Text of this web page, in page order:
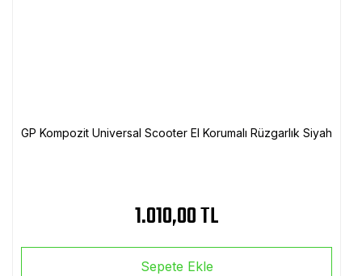
GP Kompozit Universal Scooter El Korumalı Rüzgarlık Siyah
1.010,00 TL
Sepete Ekle